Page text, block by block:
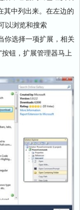
其中列出来。在左边的
以浏览和搜索
你选择一项扩展，相关
钮，扩展管理器马上